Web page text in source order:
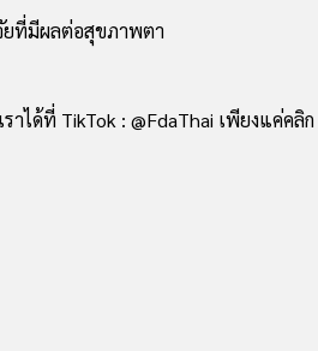
ยที่มีผลต่อสุขภาพตา
ได้ที่ TikTok : @FdaThai เพียงแค่คลิก